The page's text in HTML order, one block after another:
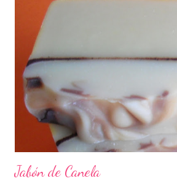
Jabón de Canela